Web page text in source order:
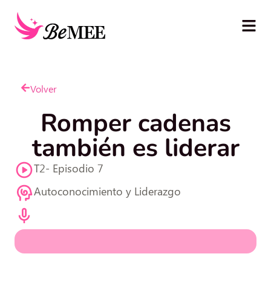
Volver
Romper cadenas
también es liderar
T2- Episodio 7
Autoconocimiento y Liderazgo